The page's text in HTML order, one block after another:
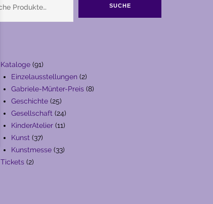
SUCHE
Kataloge 9191
Produkte
Einzelausstellungen 22
Produkte
Gabriele-Münter-Preis 88
Geschichte 2525
Produkte
Gesellschaft 2424
Produkte
KinderAtelier 1111
Kunst 3737
Produkte
Kunstmesse 3333
Tickets 22